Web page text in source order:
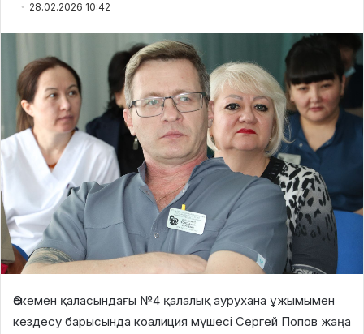
28.02.2026 10:42
Өскемен қаласындағы №4 қалалық аурухана ұжымымен
кездесу барысында коалиция мүшесі Сергей Попов жаңа